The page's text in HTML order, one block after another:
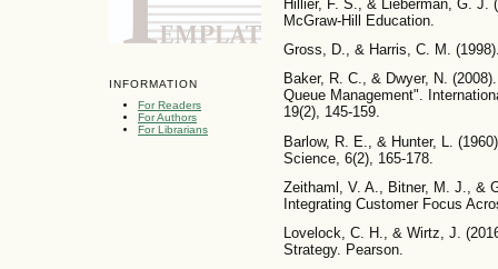
INFORMATION
For Readers
For Authors
For Librarians
Hillier, F. S., & Lieberman, G. J.
McGraw-Hill Education.
Gross, D., & Harris, C. M.
Baker, R. C., & Dwyer, N.
Queue Management".
19(2), 145-159.
Barlow, R. E., & Hunter, L.
Science, 6(2), 165-178.
Zeithaml, V. A., Bitner, M. J., &
Integrating Customer Focus
Lovelock, C. H., & Wirtz, J.
Strategy. Pearson.